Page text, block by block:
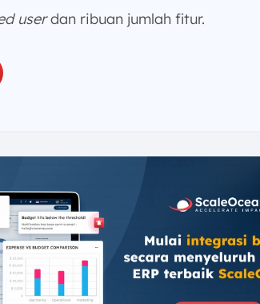
userdan ribuan jumlah fitur.